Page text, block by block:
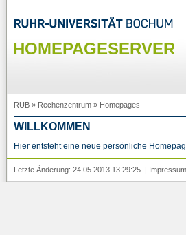
HOMEPAGESERVER
RUB » Rechenzentrum » Homepages
WILLKOMMEN
Hier entsteht eine neue persönliche
Letzte Änderung: 24.05.2013 13:29:25 | Impressum